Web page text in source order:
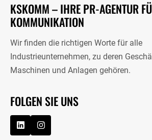
KSKOMM – IHRE PR-AGENTUR
KOMMUNIKATION
Wir finden die richtigen Worte für alle
Industrieunternehmen, zu deren
Maschinen und Anlagen gehören.
FOLGEN SIE UNS